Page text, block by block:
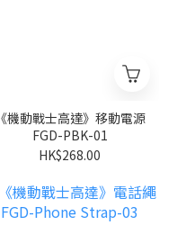
《機動戰士高達》移動電源
FGD-PBK-01
HK$268.00